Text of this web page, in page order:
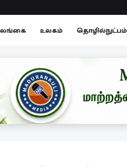
உலகம் தொழில்நுட்பம்